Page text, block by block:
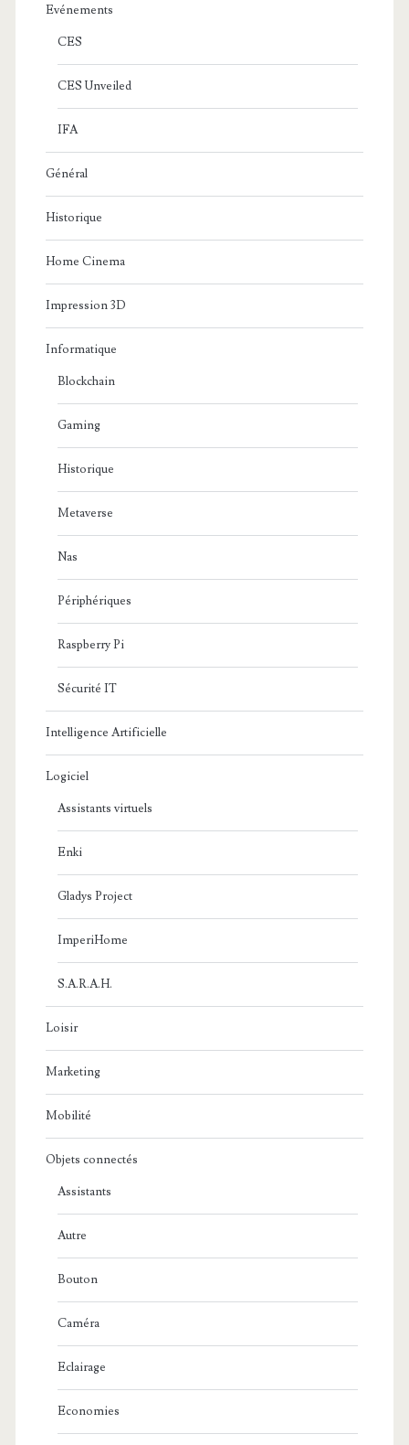
Evénements
CES
CES Unveiled
IFA
Général
Historique
Home Cinema
Impression 3D
Informatique
Blockchain
Gaming
Historique
Metaverse
Nas
Périphériques
Raspberry Pi
Sécurité IT
Intelligence Artificielle
Logiciel
Assistants virtuels
Enki
Gladys Project
ImperiHome
S.A.R.A.H.
Loisir
Marketing
Mobilité
Objets connectés
Assistants
Autre
Bouton
Caméra
Eclairage
Economies